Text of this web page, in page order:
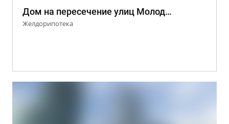
Дом на пересечение улиц Молодежной и Болонина
Желдорипотека